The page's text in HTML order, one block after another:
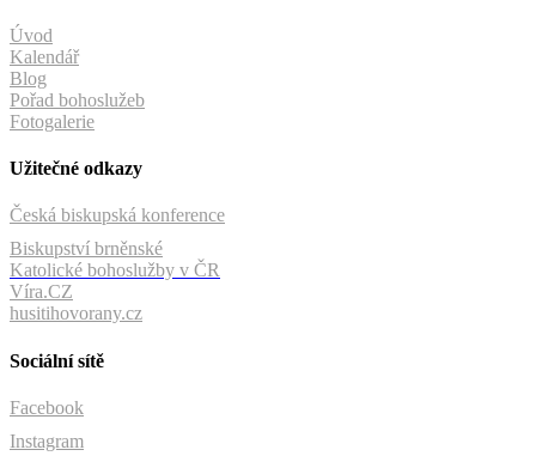
Úvod
Kalendář
Blog
Pořad bohoslužeb
Fotogalerie
Užitečné odkazy
Česká biskupská konference
Biskupství brněnské
Katolické bohoslužby v ČR
Víra.CZ
husitihovorany.cz
Sociální sítě
Facebook
Instagram